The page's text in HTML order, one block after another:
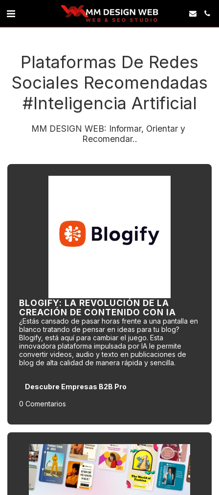
Plataformas De Redes
Sociales Recomendadas
#inteligencia Artificial
MM DESIGN WEB: Informar, Orientar y
Recomendar..
BLOGIFY: LA REVOLUCIÓN DE LA
CREACIÓN DE CONTENIDO CON IA
¿Estás cansado de pasar horas frente a una pantalla en
blanco tratando de pensar en ideas para tu blog?
Blogify, está aquí para cambiar el juego. Esta
innovadora plataforma impulsada por IA le permite
convertir videos, audio y texto en publicaciones de
blog de alta calidad de manera rápida y sencilla.
Descubre Empresas B2B Pro
0 Comentarios